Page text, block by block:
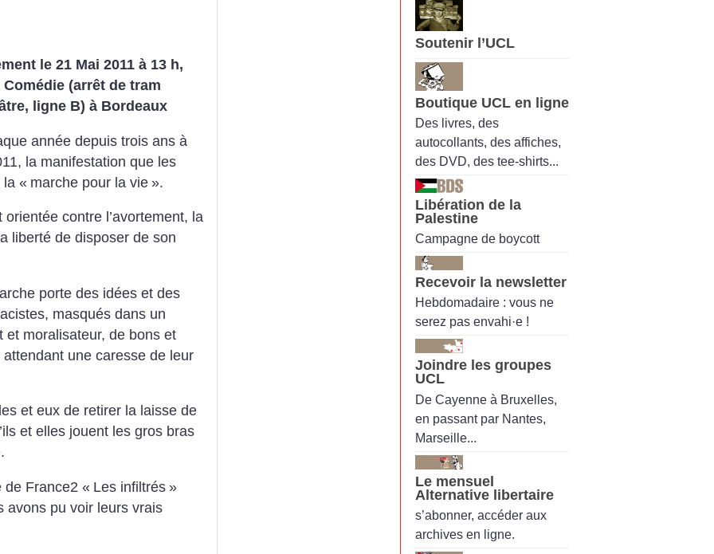
le 21 Mai 2011 à 13 h,
Comédie (arrêt de tram
ligne B) à Bordeaux
année depuis trois ans à
la manifestation que les
la « marche pour la vie ».
contre l’avortement, la
liberté de disposer de son
porte des idées et des
masqués dans un
et moralisateur, de bons et
une caresse de leur
et eux de retirer la laisse de
et elles jouent les gros bras
de France2 « Les infiltrés »
avons pu voir leurs vrais
Soutenir l’UCL
Boutique UCL en ligne
Des livres, des
autocollants, des affiches,
des DVD, des tee-shirts...
Libération de la
Palestine
Campagne de boycott
Recevoir la newsletter
Hebdomadaire : vous ne
serez pas envahi·e !
Joindre les groupes
UCL
De Cayenne à Bruxelles,
en passant par Nantes,
Marseille...
Le mensuel
Alternative libertaire
s’abonner, accéder aux
archives en ligne.